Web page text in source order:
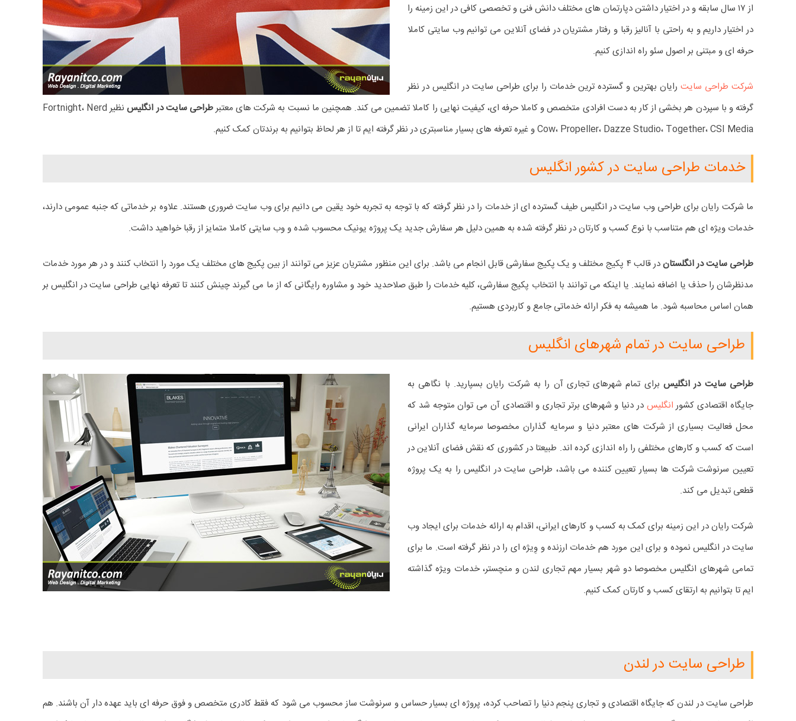
از ۱۷ سال سابقه و در اختیار داشتن دپارتمان های مختلف دانش فنی و تخصصی کافی در این زمینه را
در اختیار داریم و به راحتی با آنالیز رقبا و رفتار مشتریان در فضای آنلاین می توانیم وب سایتی کاملا
حرفه ای و مبتنی بر اصول سئو راه اندازی کنیم.
شرکت طراحی سایت رایان بهترین و گسترده ترین خدمات را برای طراحی سایت در انگلیس در نظر
گرفته و با سپردن هر بخشی از کار به دست افرادی متخصص و کاملا حرفه ای، کیفیت نهایی را کاملا تضمین می کند. همچنین ما نسبت به شرکت های معتبرطراحی سایت در انگلیس
نظیر Fortnight، Nerd
Cow، Propeller، Dazze Studio، Together، CSI Media و غیره تعرفه های بسیار مناسبتری در نظر گرفته ایم تا از هر لحاظ بتوانیم به برندتان کمک کنیم.
خدمات طراحی سایت در کشور انگلیس
ما شرکت رایان برای طراحی وب سایت در انگلیس طیف گسترده ای از خدمات را در نظر گرفته که با توجه به تجربه خود یقین می دانیم برای وب سایت ضروری هستند. علاوه بر خدماتی که جنبه عمومی دارند،
خدمات ویژه ای هم متناسب با نوع کسب و کارتان در نظر گرفته شده به همین دلیل هر سفارش جدید یک پروژه یونیک محسوب شده و وب سایتی کاملا متمایز از رقبا خواهید داشت.
طراحی سایت در انگلستان
در قالب ۴ پکیج مختلف و یک پکیج سفارشی قابل انجام می باشد. برای این منظور مشتریان عزیز می توانند از بین پکیج های مختلف یک مورد را انتخاب کنند و در هر مورد خدمات
مدنظرشان را حذف یا اضافه نمایند. یا اینکه می توانند با انتخاب پکیج سفارشی، کلیه خدمات را طبق صلاحدید خود و مشاوره رایگانی که از ما می گیرند چینش کنند تا تعرفه نهایی طراحی سایت در انگلیس بر
همان اساس محاسبه شود. ما همیشه به فکر ارائه خدماتی جامع و کاربردی هستیم.
طراحی سایت در تمام شهرهای انگلیس
طراحی سایت در انگلیسبرای تمام شهرهای تجاری آن را به شرکت رایان بسپارید. با نگاهی به
جایگاه اقتصادی کشور انگلیس در دنیا و شهرهای برتر تجاری و اقتصادی آن می توان متوجه شد که
محل فعالیت بسیاری از شرکت های معتبر دنیا و سرمایه گذاران مخصوصا سرمایه گذاران ایرانی
است که کسب و کارهای مختلفی را راه اندازی کرده اند. طبیعتا در کشوری که نقش فضای آنلاین در
تعیین سرنوشت شرکت ها بسیار تعیین کننده می باشد، طراحی سایت در انگلیس را به یک پروژه
قطعی تبدیل می کند.
شرکت رایان در این زمینه برای کمک به کسب و کارهای ایرانی، اقدام به ارائه خدمات برای ایجاد وب
سایت در انگلیس نموده و برای این مورد هم خدمات ارزنده و وِیژه ای را در نظر گرفته است. ما برای
تمامی شهرهای انگلیس مخصوصا دو شهر بسیار مهم تجاری لندن و منچستر، خدمات ویژه گذاشته
ایم تا بتوانیم به ارتقای کسب و کارتان کمک کنیم.
طراحی سایت در لندن
طراحی سایت در لندن که جایگاه اقتصادی و تجاری پنجم دنیا را تصاحب کرده، پروژه ای بسیار حساس و سرنوشت ساز محسوب می شود که فقط کادری متخصص و فوق حرفه ای باید عهده دار آن باشند. هم